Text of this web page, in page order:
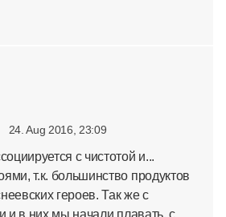
24. Aug 2016, 23:09
с чистотой и...
т.к. большинство продуктов
героев. Так же с
и в них мы начали плавать, с